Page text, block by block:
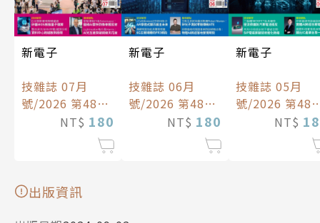
新電子
技雜誌 07月
號/2026 第484
NT$ 180
新電子
技雜誌 06月
號/2026 第483
NT$ 180
新電子
技雜誌 05月
號/2026 第482
NT$
出版資訊